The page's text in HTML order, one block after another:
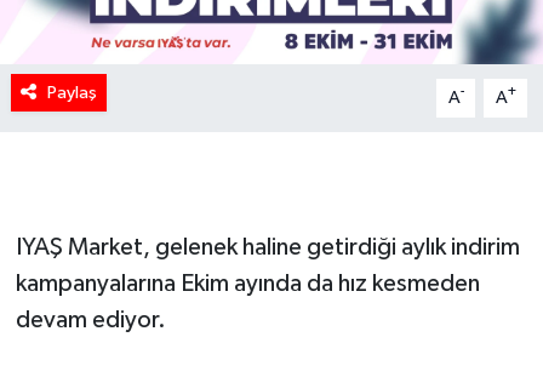
Paylaş A- A+
IYAŞ Market, gelenek haline getirdiği aylık indirim
kampanyalarına Ekim ayında da hız kesmeden
devam ediyor.